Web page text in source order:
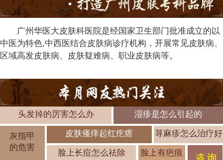
广州华医大皮肤科医院是经国家卫生部门批准成立的以
中医为特色,中西医结合皮肤病诊疗机构，开展常见皮肤病、
区域高发皮肤病、皮肤疑难病、职业皮肤病等。
头发掉的厉害怎么办 湿疹是怎么引起的
灰指甲
的危害
皮肤瘙痒起红疙瘩 荨麻疹怎么治疗好
脸上长痘怎么祛除 脸上有疤痕